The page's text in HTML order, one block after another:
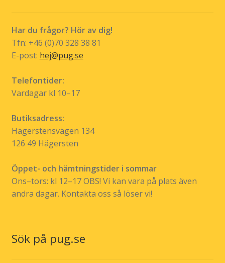
Har du frågor? Hör av dig!
Tfn: +46 (0)70 328 38 81
E-post: hej@pug.se
Telefontider:
Vardagar kl 10–17
Butiksadress:
Hägerstensvägen 134
126 49 Hägersten
Öppet- och hämtningstider i sommar
Ons–tors: kl 12–17 OBS! Vi kan vara på plats även
andra dagar. Kontakta oss så löser vi!
Sök på pug.se